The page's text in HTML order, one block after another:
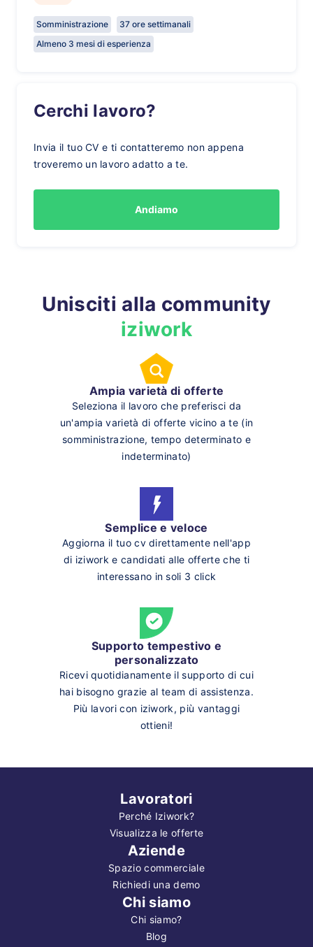
Somministrazione
37 ore settimanali
Almeno 3 mesi di esperienza
Cerchi lavoro?
Invia il tuo CV e ti contatteremo non appena
troveremo un lavoro adatto a te.
Andiamo
Unisciti alla community
iziwork
Ampia varietà di offerte
Seleziona il lavoro che preferisci da
un'ampia varietà di offerte vicino a te (in
somministrazione, tempo determinato e
indeterminato)
Semplice e veloce
Aggiorna il tuo cv direttamente nell'app
di iziwork e candidati alle offerte che ti
interessano in soli 3 click
Supporto tempestivo e
personalizzato
Ricevi quotidianamente il supporto di cui
hai bisogno grazie al team di assistenza.
Più lavori con iziwork, più vantaggi
ottieni!
Lavoratori
Perché Iziwork?
Visualizza le offerte
Aziende
Spazio commerciale
Richiedi una demo
Chi siamo
Chi siamo?
Blog